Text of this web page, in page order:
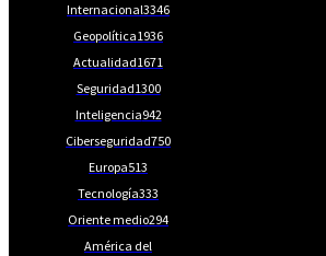
Internacional3346
Geopolítica1936
Actualidad1671
Seguridad1300
Inteligencia942
Ciberseguridad750
Europa513
Tecnología333
Oriente medio294
América del